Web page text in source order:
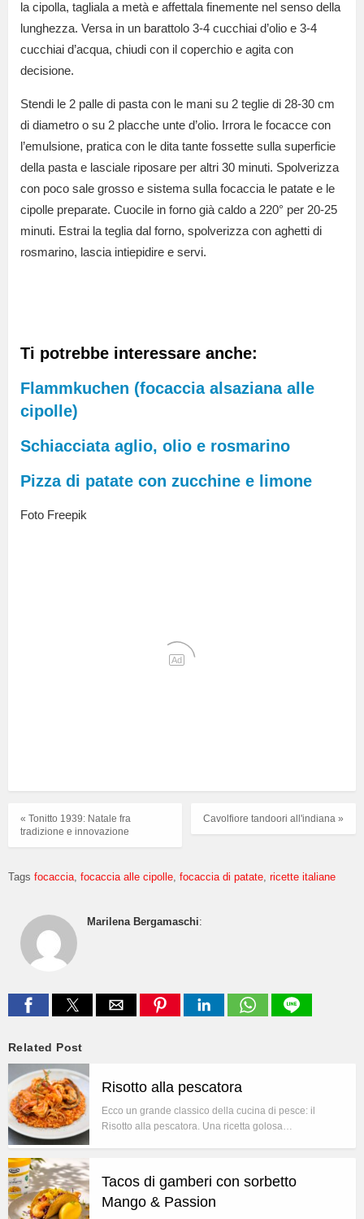
la cipolla, tagliala a metà e affettala finemente nel senso della
lunghezza. Versa in un barattolo 3-4 cucchiai d’olio e 3-4
cucchiai d’acqua, chiudi con il coperchio e agita con
decisione.
Stendi le 2 palle di pasta con le mani su 2 teglie di 28-30 cm
di diametro o su 2 placche unte d’olio. Irrora le focacce con
l’emulsione, pratica con le dita tante fossette sulla superficie
della pasta e lasciale riposare per altri 30 minuti. Spolverizza
con poco sale grosso e sistema sulla focaccia le patate e le
cipolle preparate. Cuocile in forno già caldo a 220° per 20-25
minuti. Estrai la teglia dal forno, spolverizza con aghetti di
rosmarino, lascia intiepidire e servi.
Ti potrebbe interessare anche:
Flammkuchen (focaccia alsaziana alle
cipolle)
Schiacciata aglio, olio e rosmarino
Pizza di patate con zucchine e limone
Foto Freepik
Ad
Cavolfiore tandoori all'indiana »
« Tonitto 1939: Natale fra
tradizione e innovazione
Tags focaccia focaccia alle cipolle focaccia di patate ricette italiane
Marilena Bergamaschi:
Related Post
Risotto alla pescatora
Ecco un grande classico della cucina di pesce: il
Risotto alla pescatora. Una ricetta golosa…
Tacos di gamberi con sorbetto
Mango & Passion